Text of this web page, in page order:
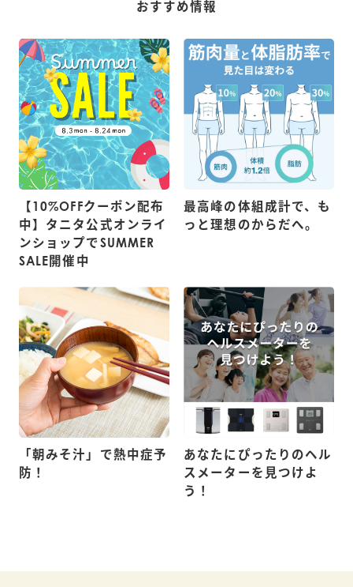
おすすめ情報
【10%OFFクーポン配布
中】タニタ公式オンライ
ンショップでSUMMER
SALE開催中
最高峰の体組成計で、も
っと理想のからだへ。
「朝みそ汁」で熱中症予
防！
あなたにぴったりのヘル
スメーターを見つけよ
う！